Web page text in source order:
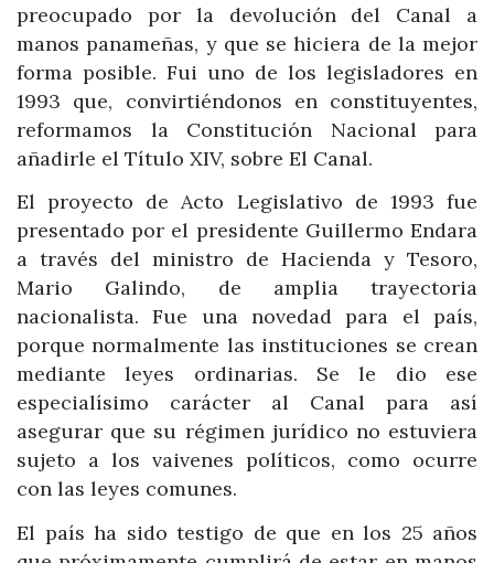
preocupado por la devolución del Canal a
manos panameñas, y que se hiciera de la mejor
forma posible. Fui uno de los legisladores en
1993 que, convirtiéndonos en constituyentes,
reformamos la Constitución Nacional para
añadirle el Título XIV, sobre El Canal.
El proyecto de Acto Legislativo de 1993 fue
presentado por el presidente Guillermo Endara
a través del ministro de Hacienda y Tesoro,
Mario Galindo, de amplia trayectoria
nacionalista. Fue una novedad para el país,
porque normalmente las instituciones se crean
mediante leyes ordinarias. Se le dio ese
especialísimo carácter al Canal para así
asegurar que su régimen jurídico no estuviera
sujeto a los vaivenes políticos, como ocurre
con las leyes comunes.
El país ha sido testigo de que en los 25 años